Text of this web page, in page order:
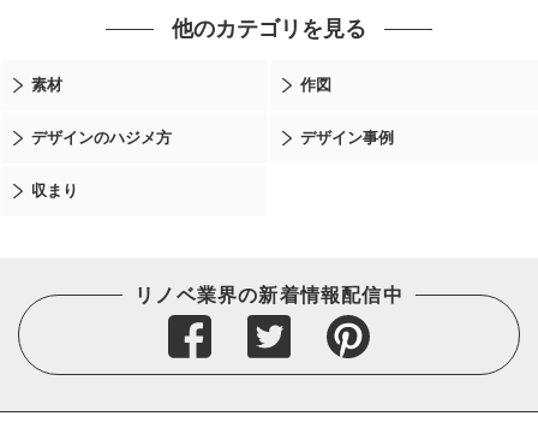
他のカテゴリを見る
素材 作図
デザインのハジメ方 デザイン事例
収まり
リノベ業界の新着情報配信中